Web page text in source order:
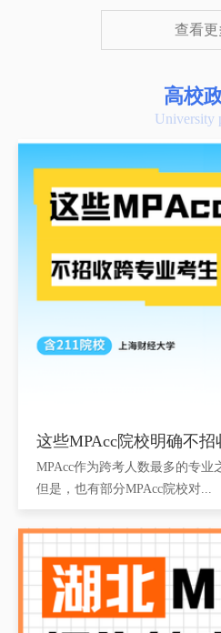
查看更
高校
University
MPAcc作为跨考人数最多的专业
但是，也有部分MPAcc院校对...